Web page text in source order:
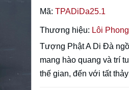
Mã: TPADiDa25.1
Thương hiệu: Lôi Phong
Tượng Phật A Di Đà
mang hào quang và trí
thế gian, đến với tất